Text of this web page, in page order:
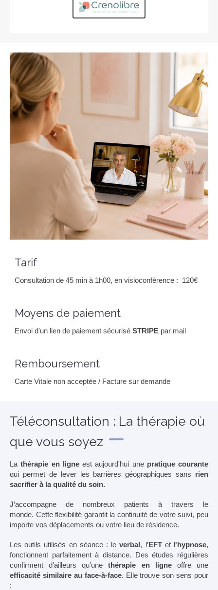
Tarif
Consultation de 45 min à 1h00, en visioconférence : 120€
Moyens de paiement
Envoi d'un lien de paiement sécurisé STRIPE par mail
Remboursement
Carte Vitale non acceptée / Facture sur demande
Téléconsultation : La thérapie où
que vous soyez
Lathérapie en ligne est aujourd'hui une pratique courante
qui permet de lever les barrières géographiques sans rien
sacrifier à la qualité du soin.
J’accompagne de nombreux patients à travers le
monde. Cette flexibilité garantit la continuité de votre suivi, peu
importe vos déplacements ou votre lieu de résidence.
Les outils utilisés en séance : leverbal, l’EFT et l'hypnose,
fonctionnent parfaitement à distance. Des études régulières
confirment d’ailleurs qu’unethérapie en ligneoffre une
efficacité similaire au face-à-face. Elle trouve son sens pour
: